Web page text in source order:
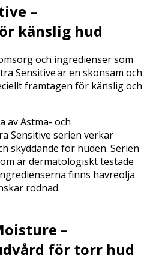
–
känslig hud
och ingredienser som
Sensitive är en skonsam och
framtagen för känslig och
av Astma- och
Sensitive serien verkar
skyddande för huden. Serien
är dermatologiskt testade
finns havreolja
rodnad.
–
för torr hud